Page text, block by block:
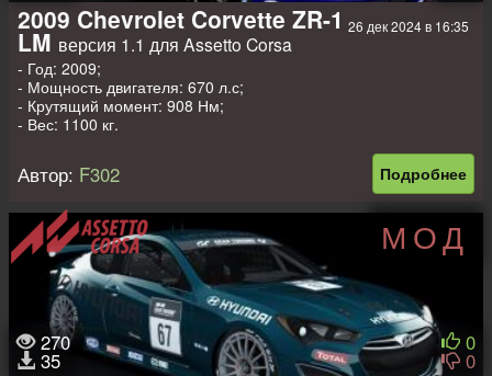
26 дек 2024 в 16:35
2009 Chevrolet Corvette ZR-1
LM версия 1.1 для Assetto Corsa
- Год: 2009;
- Мощность двигателя: 670 л.с;
- Крутящий момент: 908 Нм;
- Вес: 1100 кг.
Подробнее
Автор: F302
МОД
270
35
0
0